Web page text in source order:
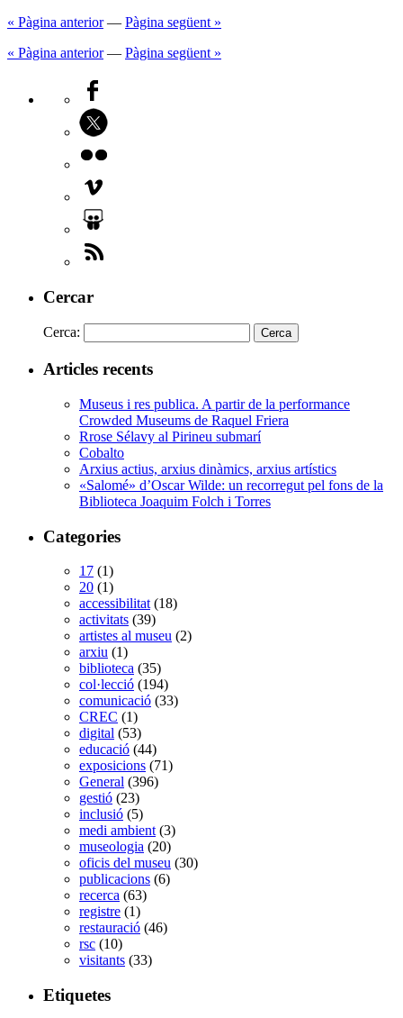
« Pàgina anterior— Pàgina següent »
« Pàgina anterior— Pàgina següent »
Cercar
Cerca:
Articles recents
Museus i res publica. A partir de la performance
Crowded Museums de Raquel Friera
Rrose Sélavy al Pirineu submarí
Cobalto
Arxius actius, arxius dinàmics, arxius artístics
«Salomé» d’Oscar Wilde: un recorregut pel fons de la
Biblioteca Joaquim Folch i Torres
Categories
17 (1)
20 (1)
accessibilitat (18)
activitats (39)
artistes al museu (2)
arxiu (1)
biblioteca (35)
col·lecció (194)
comunicació (33)
CREC (1)
digital (53)
educació (44)
exposicions (71)
General (396)
gestió (23)
inclusió (5)
medi ambient (3)
museologia (20)
oficis del museu (30)
publicacions (6)
recerca (63)
registre (1)
restauració (46)
rsc (10)
visitants (33)
Etiquetes